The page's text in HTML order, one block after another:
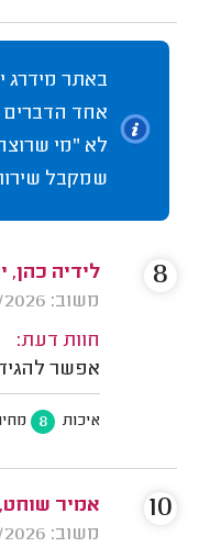
באתר מידרג
אחד הדברים
לא "מי
שמקבל שירות
לידיה כהן,
משוב: 24/05/2026
חוות דעת:
אפשר
איכות 8
8
אמיר
משוב: 26/03/2026
10